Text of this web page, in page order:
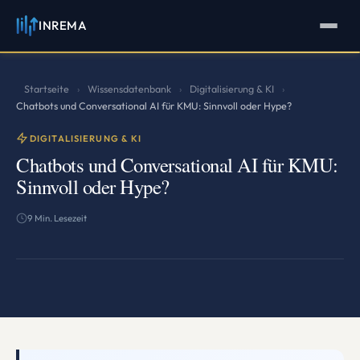
INREMA
Startseite › Wissensdatenbank › Digitalisierung & KI
›
Chatbots und Conversational AI für KMU: Sinnvoll oder Hype?
DIGITALISIERUNG & KI
Chatbots und Conversational AI für KMU:
Sinnvoll oder Hype?
9 Min. Lesezeit
INREMA